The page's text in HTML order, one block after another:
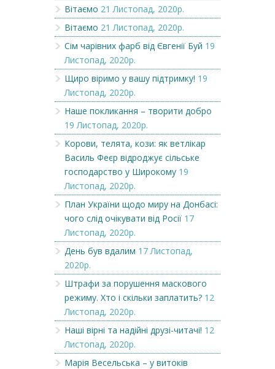
Вітаємо 21 Листопад, 2020р.
Вітаємо 21 Листопад, 2020р.
Сім чарівних фарб від Євгенії Буй 19
Листопад, 2020р.
Щиро віримо у вашу підтримку! 19
Листопад, 2020р.
Наше покликання – творити добро
19 Листопад, 2020р.
Корови, телята, кози: як ветлікар
Василь Феєр відроджує сільське
господарство у Широкому 19
Листопад, 2020р.
План України щодо миру на Донбасі:
чого слід очікувати від Росії 17
Листопад, 2020р.
День був вдалим 17 Листопад,
2020р.
Штрафи за порушення маскового
режиму. Хто і скільки заплатить? 12
Листопад, 2020р.
Наші вірні та надійні друзі-читачі! 12
Листопад, 2020р.
Марія Весельська – у витоків